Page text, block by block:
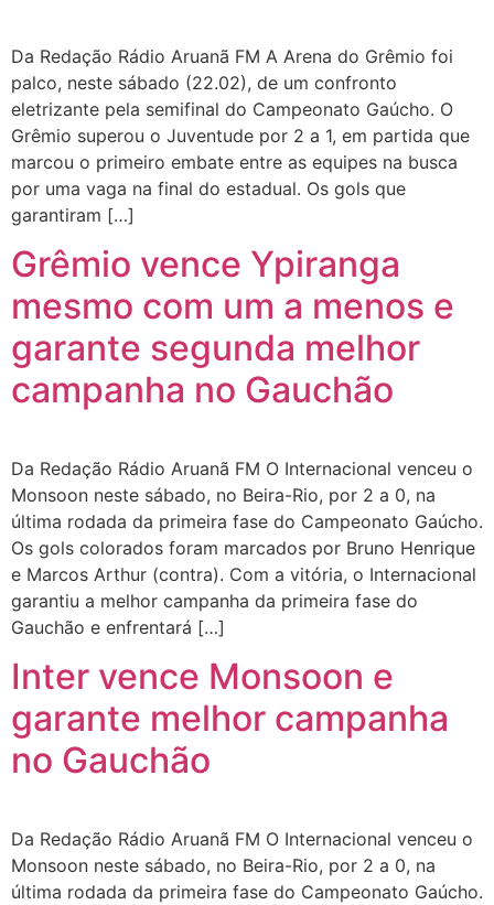
Da Redação Rádio Aruanã FM A Arena do Grêmio foi
palco, neste sábado (22.02), de um confronto
eletrizante pela semifinal do Campeonato Gaúcho. O
Grêmio superou o Juventude por 2 a 1, em partida que
marcou o primeiro embate entre as equipes na busca
por uma vaga na final do estadual. Os gols que
garantiram […]
Grêmio vence Ypiranga
mesmo com um a menos e
garante segunda melhor
campanha no Gauchão
Da Redação Rádio Aruanã FM O Internacional venceu o
Monsoon neste sábado, no Beira-Rio, por 2 a 0, na
última rodada da primeira fase do Campeonato Gaúcho.
Os gols colorados foram marcados por Bruno Henrique
e Marcos Arthur (contra). Com a vitória, o Internacional
garantiu a melhor campanha da primeira fase do
Gauchão e enfrentará […]
Inter vence Monsoon e
garante melhor campanha
no Gauchão
Da Redação Rádio Aruanã FM O Internacional venceu o
Monsoon neste sábado, no Beira-Rio, por 2 a 0, na
última rodada da primeira fase do Campeonato Gaúcho.